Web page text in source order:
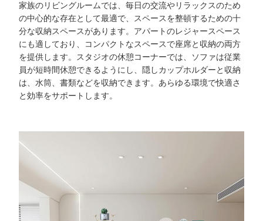
家族のリビングルームでは、毎日の交流やリラックスのため
の中心的な存在として最適で、スペースを整頓するための十
分な収納スペースがあります。アパートのレジャースペース
にも適しており、コンパクトなスペースで座席と収納の両方
を提供します。スタジオの休憩コーナーでは、ソファは従業
員が短時間休憩できるようにし、隠しカップホルダーと収納
は、水筒、書類などを収納できます。あらゆる環境で快適さ
と効率をサポートします。